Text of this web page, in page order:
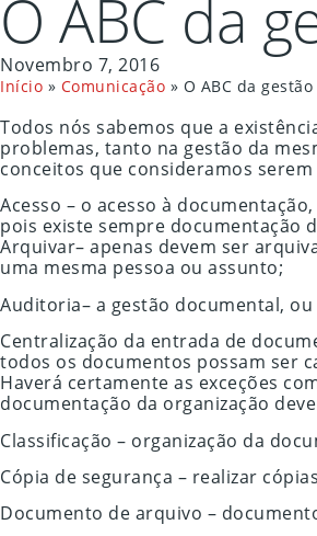
O ABC da
Novembro 7, 2016
Início » Comunicação » O ABC da
Todos nós sabemos que a
problemas, tanto na gestão da
conceitos que consideramos
Acesso – o acesso à
pois existe sempre documentação
Arquivar– apenas devem ser
uma mesma pessoa ou assunto;
Auditoria– a gestão documental,
Centralização da entrada de
todos os documentos possam ser
Haverá certamente as exceções
documentação da organização
Classificação – organização da
Cópia de segurança – realizar
Documento de arquivo –